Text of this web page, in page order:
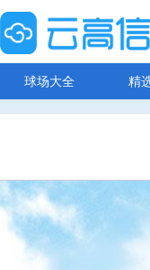
球场大全 精